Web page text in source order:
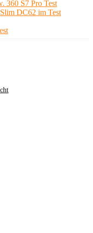
360 S7 Pro Test
DC62 im Test